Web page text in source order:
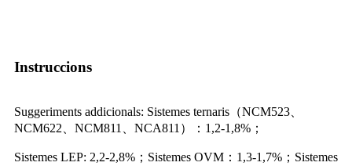
Instruccions
Suggeriments addicionals: Sistemes ternaris （NCM523
NCM622
NCM811 NCA811 ）： 1,2-1,8% ；
Sistemes LEP: 2,2-2,8% ； Sistemes OVM ： 1,3-1,7% ； Sistemes